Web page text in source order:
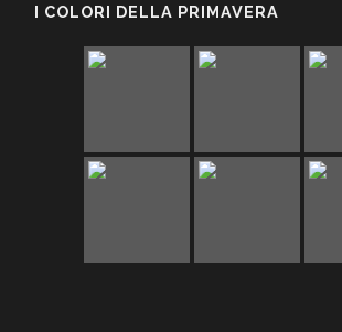
I COLORI DELLA PRIMAVERA